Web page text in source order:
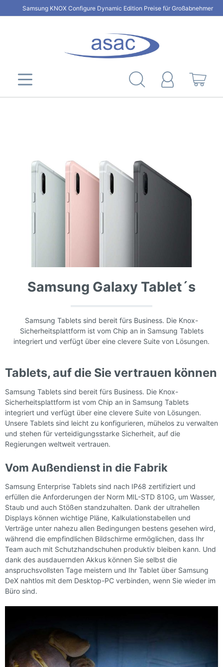
Samsung KNOX Configure Dynamic Edition Preise für Großabnehmer
Samsung Galaxy Tablet´s
Samsung Tablets sind bereit fürs Business. Die Knox-
Sicherheitsplattform ist vom Chip an in Samsung Tablets
integriert und verfügt über eine clevere Suite von Lösungen.
Tablets, auf die Sie vertrauen können
Samsung Tablets sind bereit fürs Business. Die Knox-
Sicherheitsplattform ist vom Chip an in Samsung Tablets
integriert und verfügt über eine clevere Suite von Lösungen.
Unsere Tablets sind leicht zu konfigurieren, mühelos zu verwalten
und stehen für verteidigungsstarke Sicherheit, auf die
Regierungen weltweit vertrauen.
Vom Außendienst in die Fabrik
Samsung Enterprise Tablets sind nach IP68 zertifiziert und
erfüllen die Anforderungen der Norm MIL-STD 810G, um Wasser,
Staub und auch Stößen standzuhalten. Dank der ultrahellen
Displays können wichtige Pläne, Kalkulationstabellen und
Verträge unter nahezu allen Bedingungen bestens gesehen wird,
während die empfindlichen Bildschirme ermöglichen, dass Ihr
Team auch mit Schutzhandschuhen produktiv bleiben kann. Und
dank des ausdauernden Akkus können Sie selbst die
anspruchsvollsten Tage meistern und Ihr Tablet über Samsung
DeX nahtlos mit dem Desktop-PC verbinden, wenn Sie wieder im
Büro sind.